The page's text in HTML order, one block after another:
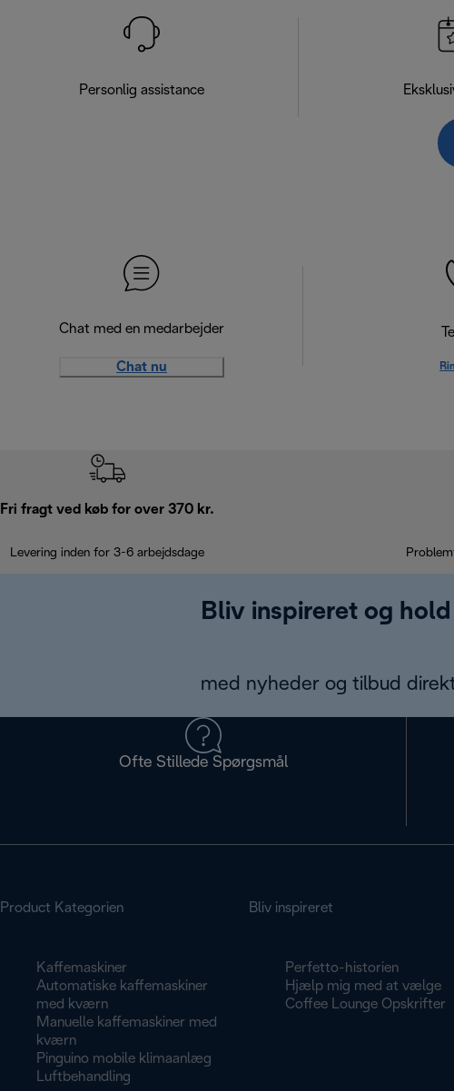
Personlig assistance
Chat med en medarbejder
Chat nu
Fri fragt ved køb for over 370 kr.
Levering inden for 3-6 arbejdsdage
Bliv inspireret og
med nyheder og tilbud
Ofte Stillede Spørgsmål
Product Kategorien
Kaffemaskiner
Automatiske kaffemaskiner
med kværn
Manuelle kaffemaskiner med
kværn
Pinguino mobile klimaanlæg
Luftbehandling
Bliv inspireret
Perfetto-historien
Hjælp mig med at vælge
Coffee Lounge Opskrifter